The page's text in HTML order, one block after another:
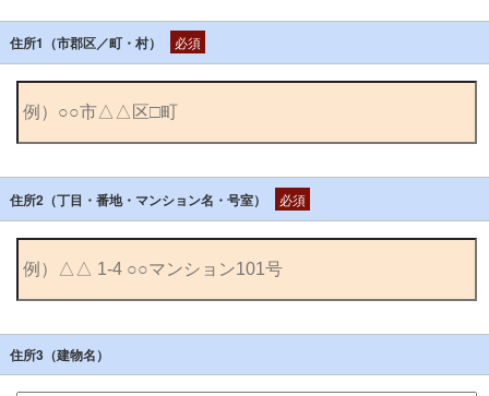
住所1（市郡区／町・村） 必須
住所2（丁目・番地・マンション名・号室） 必須
住所3（建物名）